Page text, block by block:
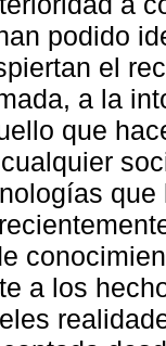
podido
el
a la
que
a los